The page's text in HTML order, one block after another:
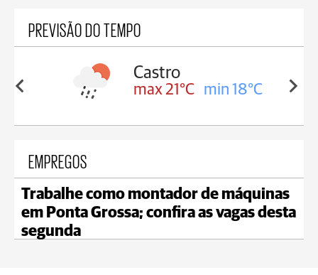
PREVISÃO DO TEMPO
18°C
Castro
max 21°C min 18°C
EMPREGOS
Trabalhe como montador de máquinas
em Ponta Grossa; confira as vagas desta
segunda